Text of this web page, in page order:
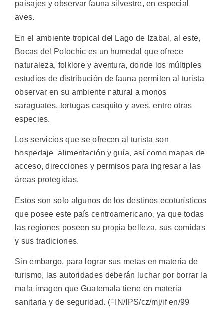
paisajes y observar fauna silvestre, en especial
aves.
En el ambiente tropical del Lago de Izabal, al este,
Bocas del Polochic es un humedal que ofrece
naturaleza, folklore y aventura, donde los múltiples
estudios de distribución de fauna permiten al turista
observar en su ambiente natural a monos
saraguates, tortugas casquito y aves, entre otras
especies.
Los servicios que se ofrecen al turista son
hospedaje, alimentación y guía, así como mapas de
acceso, direcciones y permisos para ingresar a las
áreas protegidas.
Estos son solo algunos de los destinos ecoturísticos
que posee este país centroamericano, ya que todas
las regiones poseen su propia belleza, sus comidas
y sus tradiciones.
Sin embargo, para lograr sus metas en materia de
turismo, las autoridades deberán luchar por borrar la
mala imagen que Guatemala tiene en materia
sanitaria y de seguridad. (FIN/IPS/cz/mj/if en/99